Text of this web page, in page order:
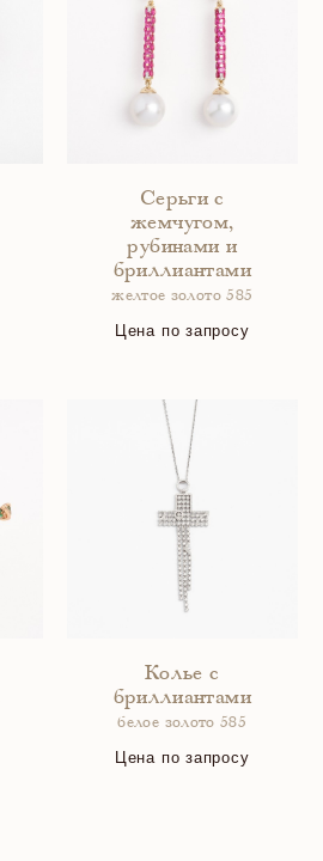
Серьги с
жемчугом,
рубинами и
бриллиантами
желтое золото 585
Цена по запросу
Колье с
бриллиантами
белое золото 585
Цена по запросу